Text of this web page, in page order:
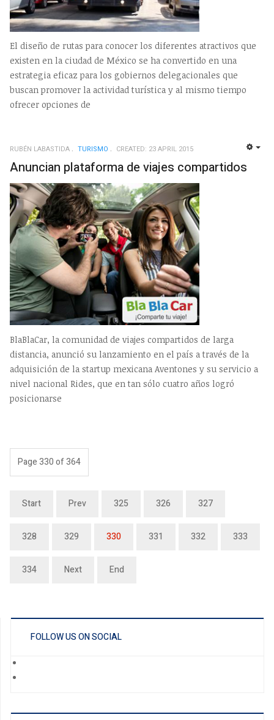
El diseño de rutas para conocer los diferentes atractivos que
existen en la ciudad de México se ha convertido en una
estrategia eficaz para los gobiernos delegacionales que
buscan promover la actividad turística y al mismo tiempo
ofrecer opciones de
RUBÉN LABASTIDA TURISMO CREATED: 23 APRIL 2015
Anuncian plataforma de viajes compartidos
BlaBlaCar, la comunidad de viajes compartidos de larga
distancia, anunció su lanzamiento en el país a través de la
adquisición de la startup mexicana Aventones y su servicio a
nivel nacional Rides, que en tan sólo cuatro años logró
posicionarse
Page 330 of 364
Start Prev 325 326 327
328 329 330 331 332 333
334 Next End
FOLLOW US ON SOCIAL